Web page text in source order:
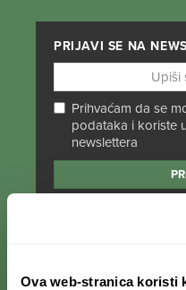
Ova web-stranica koristi
PRIJAVI SE NA
Prihvaćam da se
podataka i koriste
newslettera
Od Norveške do